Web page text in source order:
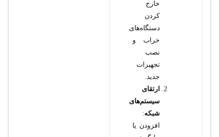
خارج
کردن
دستگاه‌های
خراب و
نصب
تجهیزات
جدید.
ارتقای
سیستم‌های
شبکه:
افزودن یا